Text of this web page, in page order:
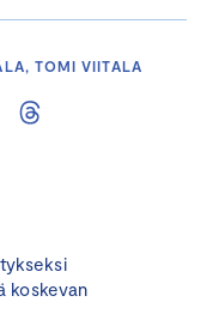
koskevan
TOMI VIITALA